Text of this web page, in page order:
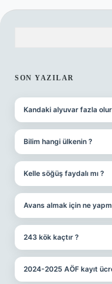
SON YAZILAR
Kandaki alyuvar fazla
Bilim hangi ülkenin ?
Kelle söğüş faydalı mı ?
Avans almak için ne
243 kök kaçtır ?
2024-2025 AÖF kayıt